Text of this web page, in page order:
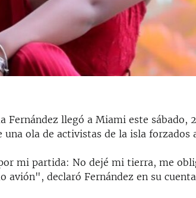
Fernández llegó a Miami este sábado,
una ola de activistas de la isla forzados
mi partida: No dejé mi tierra, me
avión", declaró Fernández en su